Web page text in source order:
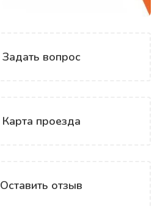
Задать вопрос
Карта проезда
Оставить отзыв